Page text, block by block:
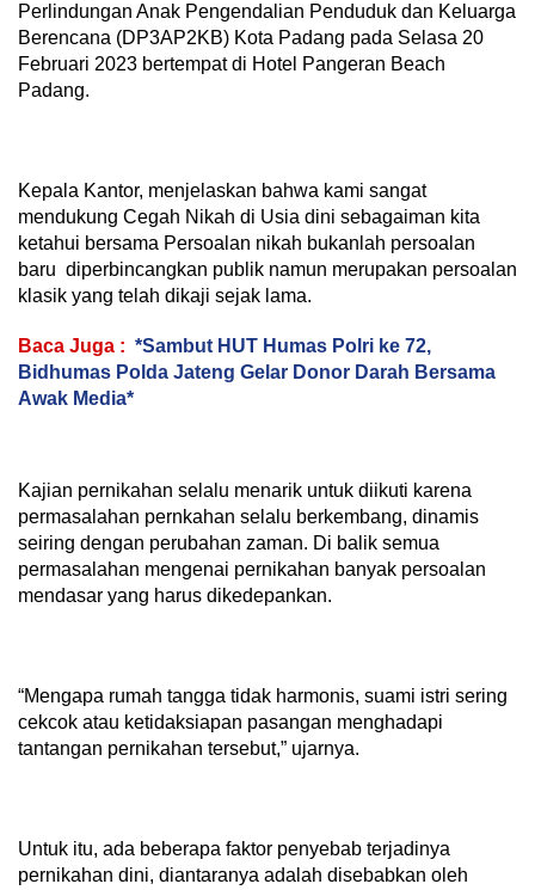
Perlindungan Anak Pengendalian Penduduk dan Keluarga
Berencana (DP3AP2KB) Kota Padang pada Selasa 20
Februari 2023 bertempat di Hotel Pangeran Beach
Padang.
Kepala Kantor, menjelaskan bahwa kami sangat
mendukung Cegah Nikah di Usia dini sebagaiman kita
ketahui bersama Persoalan nikah bukanlah persoalan
baru diperbincangkan publik namun merupakan persoalan
klasik yang telah dikaji sejak lama.
Baca Juga : *Sambut HUT Humas Polri ke 72,
Bidhumas Polda Jateng Gelar Donor Darah Bersama
Awak Media*
Kajian pernikahan selalu menarik untuk diikuti karena
permasalahan pernkahan selalu berkembang, dinamis
seiring dengan perubahan zaman. Di balik semua
permasalahan mengenai pernikahan banyak persoalan
mendasar yang harus dikedepankan.
“Mengapa rumah tangga tidak harmonis, suami istri sering
cekcok atau ketidaksiapan pasangan menghadapi
tantangan pernikahan tersebut,” ujarnya.
Untuk itu, ada beberapa faktor penyebab terjadinya
pernikahan dini, diantaranya adalah disebabkan oleh